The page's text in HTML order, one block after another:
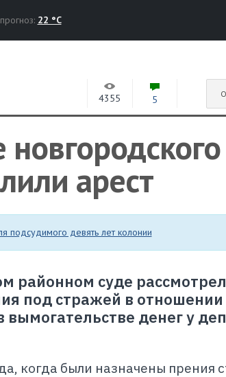
22 °C
4355 5
арест
подсудимого девять лет колонии
районном суде
под стражей в отношении
денег у
когда были назначены прения